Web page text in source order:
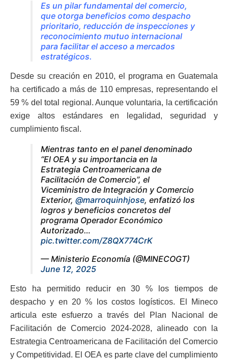
Es un pilar fundamental del comercio,
que otorga beneficios como despacho
prioritario, reducción de inspecciones y
reconocimiento mutuo internacional
para facilitar el acceso a mercados
estratégicos.
Desde su creación en 2010, el programa en Guatemala
ha certificado a más de 110 empresas, representando el
59 % del total regional. Aunque voluntaria, la certificación
exige altos estándares en legalidad, seguridad y
cumplimiento fiscal.
Mientras tanto en el panel denominado
“El OEA y su importancia en la
Estrategia Centroamericana de
Facilitación de Comercio”, el
Viceministro de Integración y Comercio
Exterior, @marroquinhjose, enfatizó los
logros y beneficios concretos del
programa Operador Económico
Autorizado…
pic.twitter.com/Z8QX774CrK
— Ministerio Economía (@MINECOGT)
June 12, 2025
Esto ha permitido reducir en 30 % los tiempos de
despacho y en 20 % los costos logísticos. El Mineco
articula este esfuerzo a través del Plan Nacional de
Facilitación de Comercio 2024-2028, alineado con la
Estrategia Centroamericana de Facilitación del Comercio
y Competitividad. El OEA es parte clave del cumplimiento